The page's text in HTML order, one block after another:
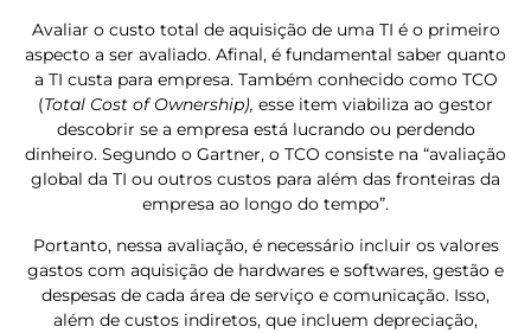
Avaliar o custo total de aquisição de uma TI é o primeiro
aspecto a ser avaliado. Afinal, é fundamental saber quanto
a TI custa para empresa.Também conhecido como TCO
(Total Cost of Ownership), esse item viabiliza ao gestor
descobrir se a empresa está lucrando ou perdendo
dinheiro. Segundo o Gartner, o TCO consiste na “avaliação
global da TI ou outros custos para além das fronteiras da
empresa ao longo do tempo”.
Portanto, nessa avaliação, é necessário incluir os valores
gastos com aquisição de hardwares e softwares, gestão e
despesas de cada área de serviço e comunicação. Isso,
além de custos indiretos, que incluem depreciação,